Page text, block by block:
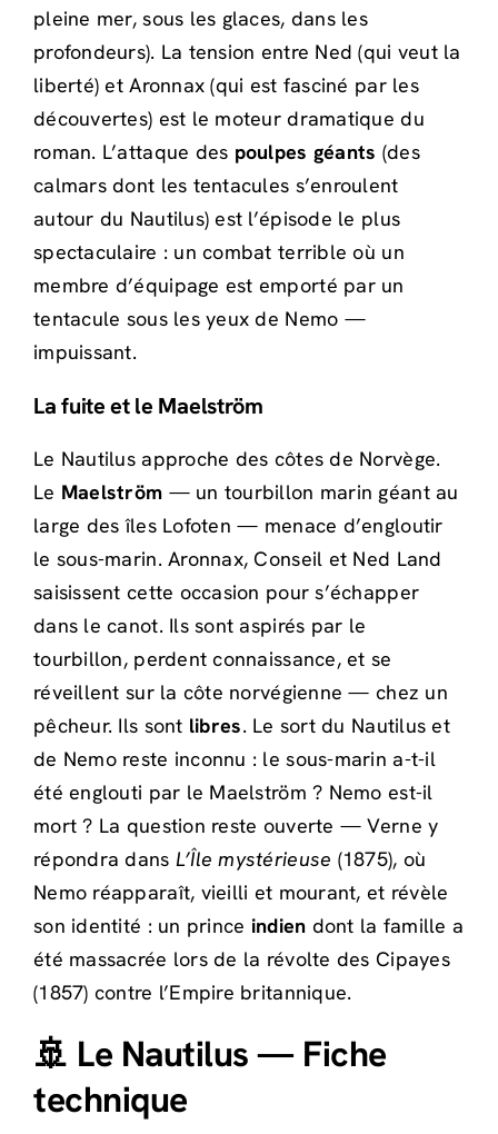
pleine mer, sous les glaces, dans les
profondeurs). La tension entre Ned (qui veut la
liberté) et Aronnax (qui est fasciné par les
découvertes) est le moteur dramatique du
roman. L’attaque des poulpes géants (des
calmars dont les tentacules s’enroulent
autour du Nautilus) est l’épisode le plus
spectaculaire : un combat terrible où un
membre d’équipage est emporté par un
tentacule sous les yeux de Nemo —
impuissant.
La fuite et le Maelström
Le Nautilus approche des côtes de Norvège.
Le Maelström — un tourbillon marin géant au
large des îles Lofoten — menace d’engloutir
le sous-marin. Aronnax, Conseil et Ned Land
saisissent cette occasion pour s’échapper
dans le canot. Ils sont aspirés par le
tourbillon, perdent connaissance, et se
réveillent sur la côte norvégienne — chez un
pêcheur. Ils sont libres. Le sort du Nautilus et
de Nemo reste inconnu : le sous-marin a-t-il
été englouti par le Maelström ? Nemo est-il
mort ? La question reste ouverte — Verne y
répondra dans L’Île mystérieuse (1875), où
Nemo réapparaît, vieilli et mourant, et révèle
son identité : un prince indien dont la famille a
été massacrée lors de la révolte des Cipayes
(1857) contre l’Empire britannique.
🚢 Le Nautilus — Fiche
technique